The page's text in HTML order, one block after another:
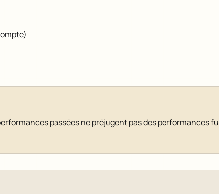
passées ne préjugent pas des performances